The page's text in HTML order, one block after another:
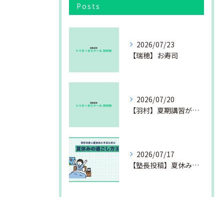
Posts
2026/07/23
【瑞穂】お寿司
2026/07/20
【羽村】夏期講習が始まりました
2026/07/17
【塾長投稿】夏休みの過ごし方③